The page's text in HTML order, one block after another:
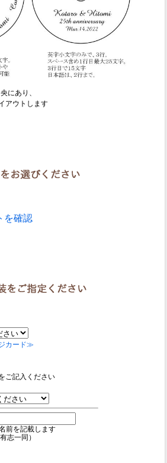
にあり、
アウトします
を確認
カード≫
ご記入ください
前を記載します
志一同）